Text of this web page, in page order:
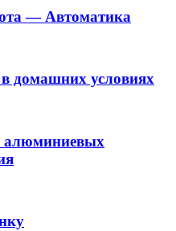
— Автоматика
домашних условиях
алюминиевых